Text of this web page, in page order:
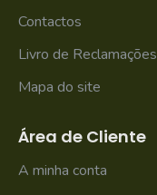
Contactos
Livro de Reclamações
Mapa do site
Área de Cliente
A minha conta